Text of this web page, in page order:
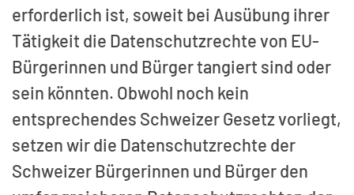
erforderlich ist, soweit bei Ausübung ihrer
Tätigkeit die Datenschutzrechte von EU-
Bürgerinnen und Bürger tangiert sind oder
sein könnten. Obwohl noch kein
entsprechendes Schweizer Gesetz vorliegt,
setzen wir die Datenschutzrechte der
Schweizer Bürgerinnen und Bürger den